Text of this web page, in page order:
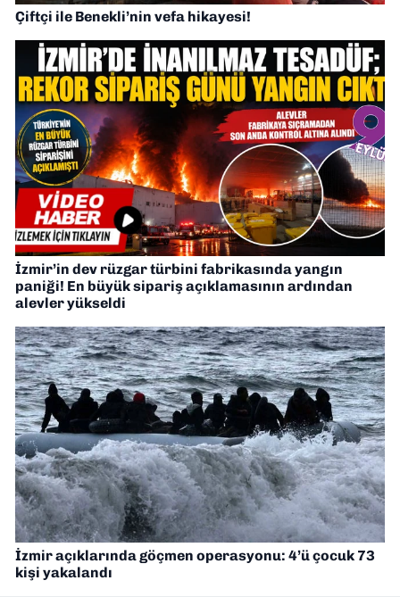
Çiftçi ile Benekli’nin vefa hikayesi!
İzmir’in dev rüzgar türbini fabrikasında yangın
paniği! En büyük sipariş açıklamasının ardından
alevler yükseldi
İzmir açıklarında göçmen operasyonu: 4’ü çocuk 73
kişi yakalandı